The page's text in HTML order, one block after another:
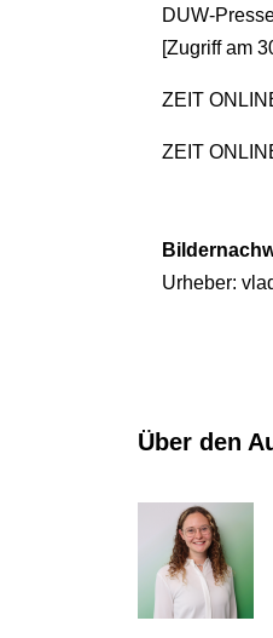
DUW-
[Zugriff am
ZEIT
ZEIT
Urheber:
Über den